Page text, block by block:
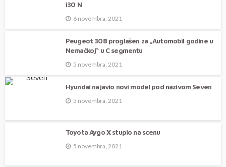
i30 N
6 novembra, 2021
Peugeot 308 proglašen za „Automobil godine u
Nemačkoj“ u C segmentu
5 novembra, 2021
Hyundai najavio novi model pod nazivom Seven
5 novembra, 2021
Toyota Aygo X stupio na scenu
5 novembra, 2021